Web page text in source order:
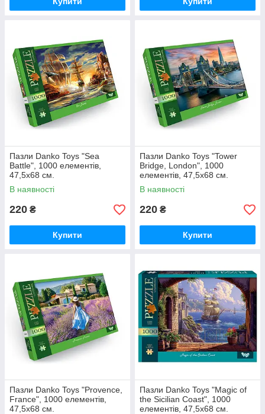
Пазли Danko Toys "Sea
Battle", 1000 елементів,
47,5x68 см.
В наявності
220 ₴
Купити
Пазли Danko Toys "Tower
Bridge, London", 1000
елементів, 47,5x68 см.
В наявності
220 ₴
Купити
Пазли Danko Toys "Provence,
France", 1000 елементів,
47,5x68 см.
Пазли Danko Toys "Magic of
the Sicilian Coast", 1000
елементів, 47,5x68 см.